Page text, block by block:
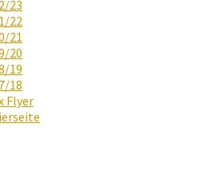
23
22
21
20
19
18
Flyer